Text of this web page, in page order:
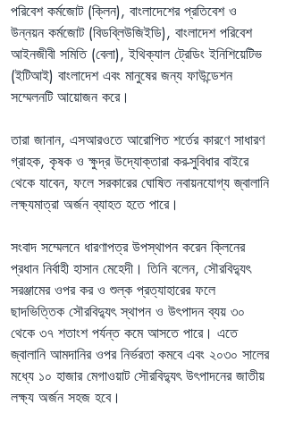
পরিবেশ কর্মজোট (ক্লিন), বাংলাদেশের প্রতিবেশ ও
উন্নয়ন কর্মজোট (বিডব্লিউজিইডি), বাংলাদেশ পরিবেশ
আইনজীবী সমিতি (বেলা), ইথিক্যাল ট্রেডিং ইনিশিয়েটিভ
(ইটিআই) বাংলাদেশ এবং মানুষের জন্য ফাউন্ডেশন
সম্মেলনটি আয়োজন করে।
তারা জানান, এসআরওতে আরোপিত শর্তের কারণে সাধারণ
গ্রাহক, কৃষক ও ক্ষুদ্র উদ্যোক্তারা কর-সুবিধার বাইরে
থেকে যাবেন, ফলে সরকারের ঘোষিত নবায়নযোগ্য জ্বালানি
লক্ষ্যমাত্রা অর্জন ব্যাহত হতে পারে।
সংবাদ সম্মেলনে ধারণাপত্র উপস্থাপন করেন ক্লিনের
প্রধান নির্বাহী হাসান মেহেদী। তিনি বলেন, সৌরবিদ্যুৎ
সরঞ্জামের ওপর কর ও শুল্ক প্রত্যাহারের ফলে
ছাদভিত্তিক সৌরবিদ্যুৎ স্থাপন ও উৎপাদন ব্যয় ৩০
থেকে ৩৭ শতাংশ পর্যন্ত কমে আসতে পারে। এতে
জ্বালানি আমদানির ওপর নির্ভরতা কমবে এবং ২০৩০ সালের
মধ্যে ১০ হাজার মেগাওয়াট সৌরবিদ্যুৎ উৎপাদনের জাতীয়
লক্ষ্য অর্জন সহজ হবে।